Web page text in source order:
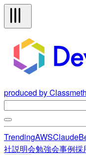
produced by
TrendingAWSClaude
社説明会勉強会事例採